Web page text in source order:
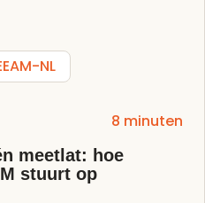
NL
8 minuten
meetlat: hoe
stuurt op